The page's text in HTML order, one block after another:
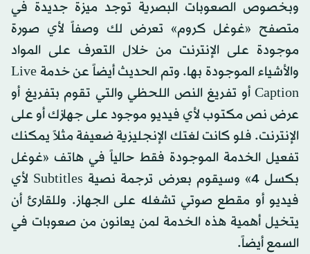
وبخصوص الصعوبات البصرية توجد ميزة جديدة في
متصفح «غوغل كروم» تعرض لك وصفاً لأي صورة
موجودة على الإنترنت من خلال التعرف على المواد
والأشياء الموجودة بها. وتم الحديث أيضاً عن خدمة Live
Caption أو تفريغ النص اللحظي والتي تقوم بتفريغ أو
عرض نص مكتوب لأي فيديو موجود على جهازك أو على
الإنترنت. فلو كانت لغتك الإنجليزية ضعيفة مثلاً يمكنك
تفعيل الخدمة الموجودة فقط حالياً في هاتف «غوغل
بكسل 4» وسيقوم بعرض ترجمة نصية Subtitles لأي
فيديو أو مقطع صوتي تشغله على الجهاز. وللقارئ أن
يتخيل أهمية هذه الخدمة لمن يعانون من صعوبات في
السمع أيضاً.